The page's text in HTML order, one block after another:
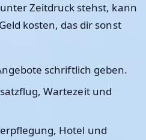
Zeitdruck stehst, kann
kosten, das dir sonst
schriftlich geben.
Wartezeit und
Hotel und